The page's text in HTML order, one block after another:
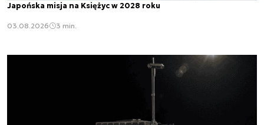
Japońska misja na Księżyc w 2028 roku
03.08.2026 3 min.